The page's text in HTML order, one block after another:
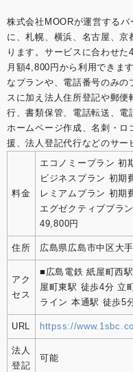
株式会社MOORが運営する
に、札幌、横浜、名古屋、
ります。サービスに合わせた
月額4,800円から利用できま
なプランや、電話番号のみ
スに加え法人住所登記や郵
行、書類保管、電話転送、電
ホームページ作成、名刺・ロ
援、法人登記代行などのサー
料金
エコノミープラン 初
ビジネスプラン 初期
レミアムプラン 初期
エグゼクティブプラ
49,800円
住所 広島県広島市中区大
アク
セス
■広島電鉄 紙屋町西
屋町東駅 徒歩4分 立
ライン 本通駅 徒歩5
URL httpss://
法人
登記
可能